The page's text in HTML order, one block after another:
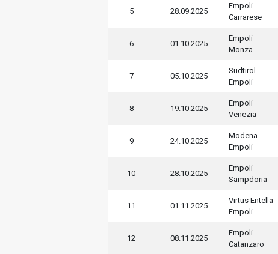
5 28.09.2025
Empoli
Carrarese
6 01.10.2025
Empoli
Monza
7 05.10.2025
Sudtirol
Empoli
8 19.10.2025
Empoli
Venezia
9 24.10.2025
Modena
Empoli
10 28.10.2025
Empoli
Sampdoria
11 01.11.2025
Virtus Entella
Empoli
12 08.11.2025
Empoli
Catanzaro